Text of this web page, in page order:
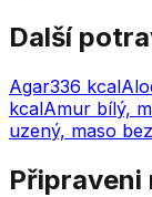
Další
Agar336 kcal
kcalAmur bílý,
uzený, maso